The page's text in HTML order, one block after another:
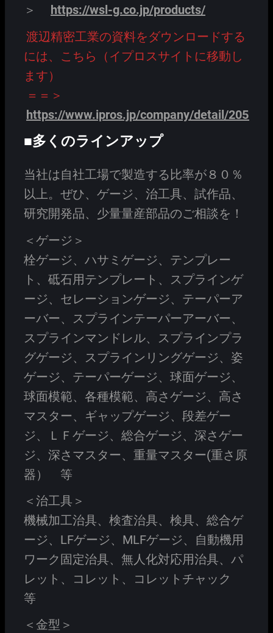
＞
https://wsl-g.co.jp/products/
渡辺精密工業の資料をダウンロードする
には、こちら（イプロスサイトに移動し
ます）
＝＝＞
https://www.ipros.jp/company/detail/
■多くのラインアップ
当社は自社工場で製造する比率が８０％
以上。ぜひ、ゲージ、治工具、試作品、
研究開発品、少量量産部品のご相談を！
＜ゲージ＞
栓ゲージ、ハサミゲージ、テンプレー
ト、砥石用テンプレート、スプラインゲ
ージ、セレーションゲージ、テーパーア
ーバー、スプラインテーパーアーバー、
スプラインマンドレル、スプラインプラ
グゲージ、スプラインリングゲージ、姿
ゲージ、テーパーゲージ、球面ゲージ、
球面模範、各種模範、高さゲージ、高さ
マスター、ギャップゲージ、段差ゲー
ジ、ＬＦゲージ、総合ゲージ、深さゲー
ジ、深さマスター、重量マスター(重さ原
器） 等
＜治工具＞
機械加工治具、検査治具、検具、総合ゲ
ージ、LFゲージ、MLFゲージ、自動機用
ワーク固定治具、無人化対応用治具、パ
レット、コレット、コレットチャック
等
＜金型＞